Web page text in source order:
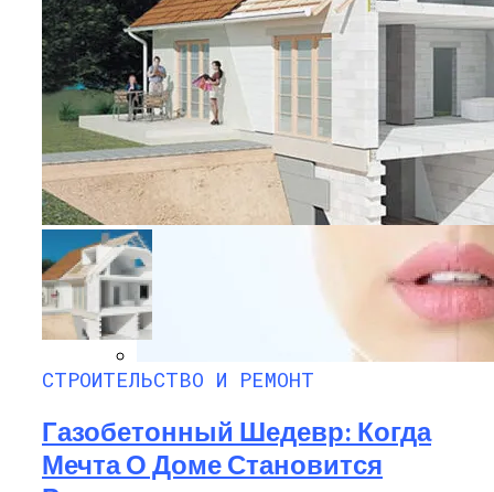
Насколько Важно Получение
Разрешения На Реконструкцию?
Поверхностный Пилинг Лица: Фото До
Условиях
СТРОИТЕЛЬСТВО И РЕМОНТ
Газобетонный Шедевр: Когда
Мечта О Доме Становится